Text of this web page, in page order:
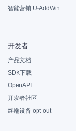
智能营销 U-AddWin
开发者
产品文档
SDK下载
OpenAPI
开发者社区
终端设备 opt-out